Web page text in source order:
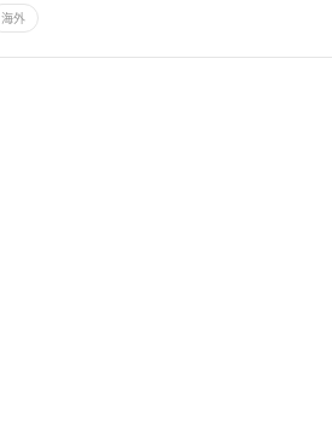
海外